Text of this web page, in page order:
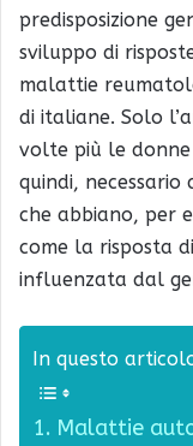
predisposizione
sviluppo di
malattie
di italiane. Solo
volte più le
quindi, necessario
che abbiano, per
come la risposta
influenzata dal
In questo
Malattie